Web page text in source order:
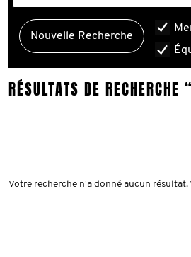
RÉSULTATS DE RECHERCHE
Votre recherche n'a donné aucun résultat.